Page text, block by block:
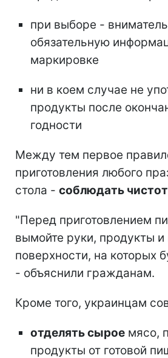
при выборе -
обязательную
маркировке
ни в коем случае не
продукты после
годности
Между тем первое
приготовления любого
стола - соблюдать
"Перед приготовлением
вымойте руки, продукты и
поверхности, на которых
- объяснили гражданам.
Кроме того, украинцам
отделять сырое мясо,
продукты от готовой